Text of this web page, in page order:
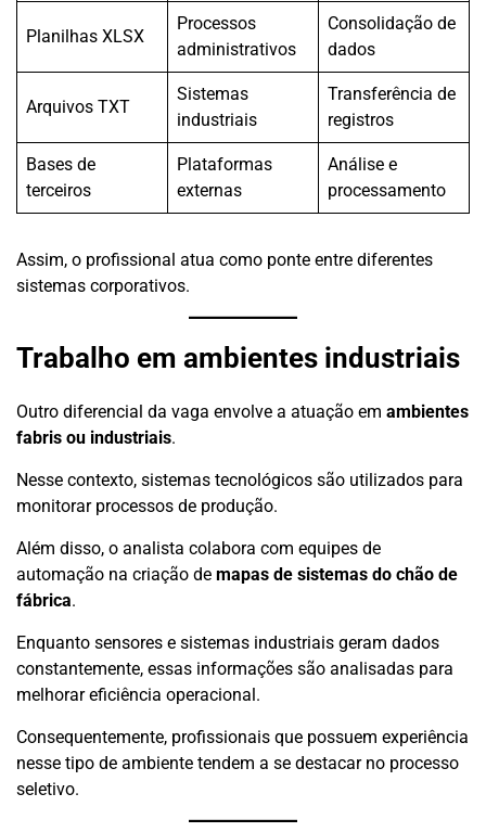
Planilhas XLSX
Processos
administrativos
Consolidação de
dados
Arquivos TXT
Sistemas
industriais
Transferência de
registros
Bases de
terceiros
Plataformas
externas
Análise e
processamento
Assim, o profissional atua como ponte entre diferentes
sistemas corporativos.
Trabalho em ambientes industriais
Outro diferencial da vaga envolve a atuação em ambientes
fabris ou industriais.
Nesse contexto, sistemas tecnológicos são utilizados para
monitorar processos de produção.
Além disso, o analista colabora com equipes de
automação na criação de mapas de sistemas do chão de
fábrica.
Enquanto sensores e sistemas industriais geram dados
constantemente, essas informações são analisadas para
melhorar eficiência operacional.
Consequentemente, profissionais que possuem experiência
nesse tipo de ambiente tendem a se destacar no processo
seletivo.